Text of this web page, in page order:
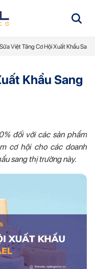
Sữa Việt Tăng Cơ Hội Xuất Khẩu Sang
Khẩu Sang
đối với các sản phẩm
cơ hội cho các doanh
sang thị trường này.